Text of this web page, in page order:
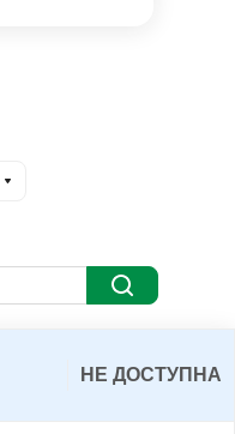
Заказать
НЕ ДОСТУПНА